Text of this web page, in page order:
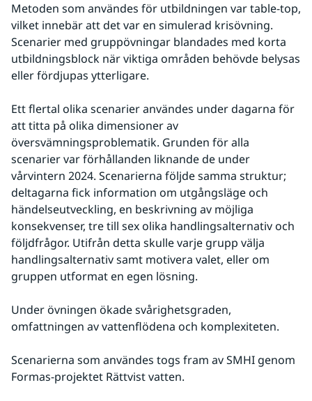
Metoden som användes för utbildningen var table-top,
vilket innebär att det var en simulerad krisövning.
Scenarier med gruppövningar blandades med korta
utbildningsblock när viktiga områden behövde belysas
eller fördjupas ytterligare.
Ett flertal olika scenarier användes under dagarna för
att titta på olika dimensioner av
översvämningsproblematik. Grunden för alla
scenarier var förhållanden liknande de under
vårvintern 2024. Scenarierna följde samma struktur;
deltagarna fick information om utgångsläge och
händelseutveckling, en beskrivning av möjliga
konsekvenser, tre till sex olika handlingsalternativ och
följdfrågor. Utifrån detta skulle varje grupp välja
handlingsalternativ samt motivera valet, eller om
gruppen utformat en egen lösning.
Under övningen ökade svårighetsgraden,
omfattningen av vattenflödena och komplexiteten.
Scenarierna som användes togs fram av SMHI genom
Formas-projektet Rättvist vatten.